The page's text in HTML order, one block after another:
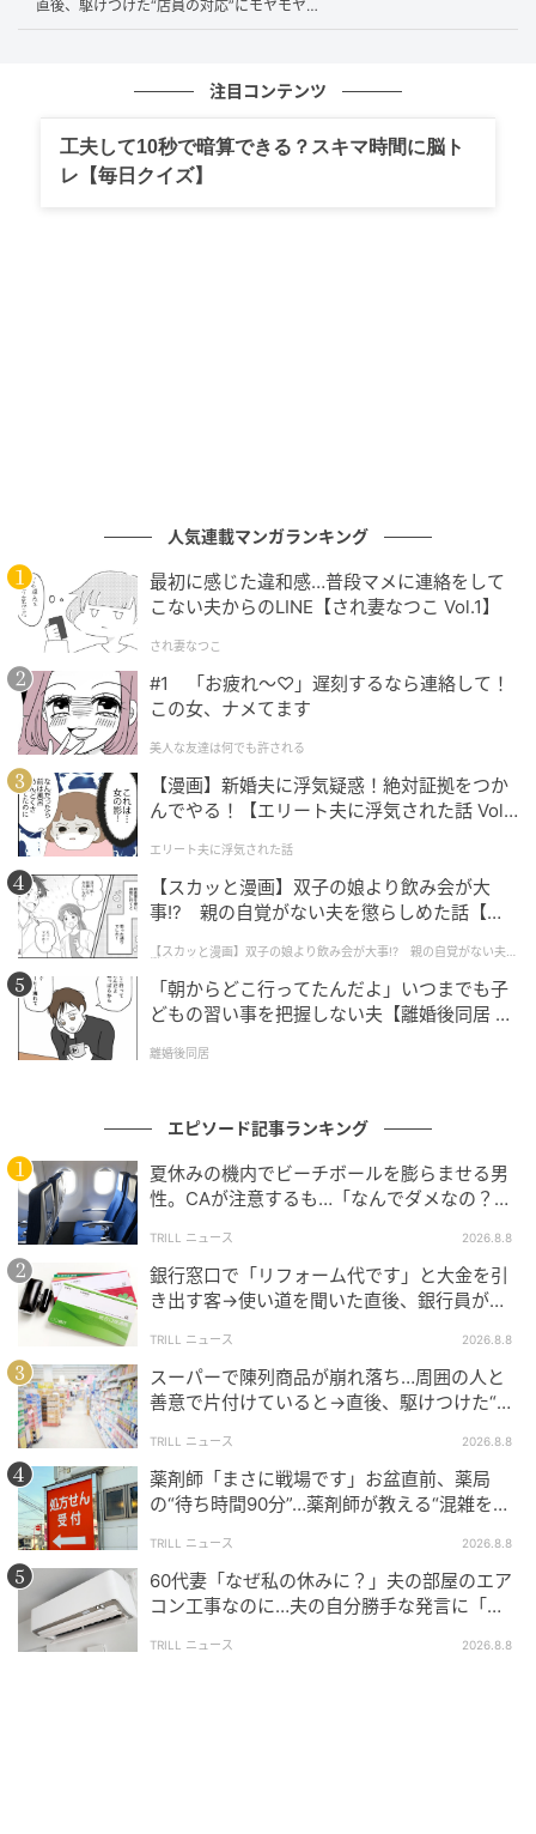
日中は担任として子どもたちに向き合い、放課後もで
けれど、保育園のお迎えがあるため、定時を過ぎると
急いで退勤していました。
彼女は限られた時間の中で優先順位を考え、できるこ
える立場でもありませんでした。
違和感を覚えながらも、何も言えずに黙っていたので
す。
「明日の打ち合わせは20時から」
ある日の放課後のことでした。
D先生と同じ学年のF先生が、D先生に向かってこう言
いました。
「明日の学年打ち合わせ、20時からだから」
そう言われた瞬間、D先生の表情が少し変わりまし
た。
驚きと、怒りと、悲しさが混じったような顔でした。
どもたちの様子などを共有する「学年打ち合わせ」と
言う時間があります。
しかし、20時からとなると、子どものお迎えがあるD
先生にとって、その時間に学校に残ることは明らかに
難しいことでした。
けれどD先生は、その場では何も言わず、ただ、口をつ
ぐんで黙っていました。
きっと、自分が陰でいろいろ言われていることに、う
すうす気づいていたのでしょう。
その沈黙が、私は今でも忘れられません。
あのとき言えなかったこと
F先生自身も、D先生ができない分の業務をカバーせざ
直後、駆けつけた“店員の対応”にモヤモヤ…
注目コンテンツ
工夫して10秒で暗算できる？スキマ時間に脳ト
レ【毎日クイズ】
人気連載マンガランキング
最初に感じた違和感…普段マメに連絡をして
こない夫からのLINE【され妻なつこ Vol.1】
され妻なつこ
#1 「お疲れ〜♡」遅刻するなら連絡して！
この女、ナメてます
美人な友達は何でも許される
【漫画】新婚夫に浮気疑惑！絶対証拠をつか
んでやる！【エリート夫に浮気された話 Vol.
エリート夫に浮気された話
【スカッと漫画】双子の娘より飲み会が大
事!? 親の自覚がない夫を懲らしめた話【第1
【スカッと漫画】双子の娘より飲み会が大事!? 親の自覚がない夫を
懲らしめた話
「朝からどこ行ってたんだよ」いつまでも子
どもの習い事を把握しない夫【離婚後同居 Vo
離婚後同居
エピソード記事ランキング
夏休みの機内でビーチボールを膨らませる男
性。CAが注意するも…「なんでダメなの？」
TRILL ニュース 2026.8.8
銀行窓口で「リフォーム代です」と大金を引
き出す客→使い道を聞いた直後、銀行員が見
TRILL ニュース 2026.8.8
スーパーで陳列商品が崩れ落ち…周囲の人と
善意で片付けていると→直後、駆けつけた“店
TRILL ニュース 2026.8.8
薬剤師「まさに戦場です」お盆直前、薬局
の“待ち時間90分”…薬剤師が教える“混雑を避
TRILL ニュース 2026.8.8
60代妻「なぜ私の休みに？」夫の部屋のエア
コン工事なのに…夫の自分勝手な発言に「ど
TRILL ニュース 2026.8.8